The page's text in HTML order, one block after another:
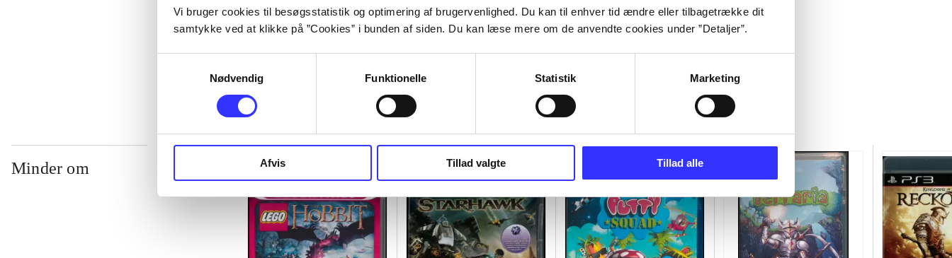
Vi bruger cookies til besøgsstatistik og optimering af brugervenlighed. Du kan til enhver tid ændre eller tilbagetrække dit
samtykke ved at klikke på ”Cookies” i bunden af siden. Du kan læse mere om de anvendte cookies under ”Detaljer”.
Nødvendig
Funktionelle Statistik Marketing
Afvis Tillad valgte Tillad alle
...
Minder om